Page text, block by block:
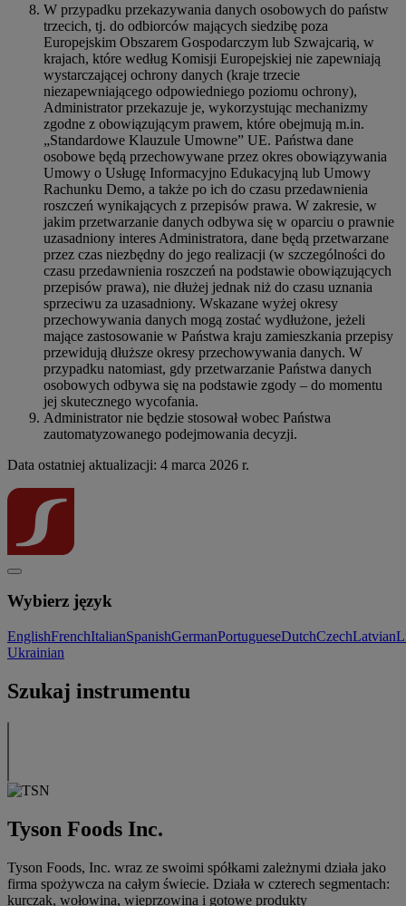
W przypadku przekazywania danych osobowych do państw
trzecich, tj. do odbiorców mających siedzibę poza
Europejskim Obszarem Gospodarczym lub Szwajcarią, w
krajach, które według Komisji Europejskiej nie zapewniają
wystarczającej ochrony danych (kraje trzecie
niezapewniającego odpowiedniego poziomu ochrony),
Administrator przekazuje je, wykorzystując mechanizmy
zgodne z obowiązującym prawem, które obejmują m.in.
„Standardowe Klauzule Umowne” UE. Państwa dane
osobowe będą przechowywane przez okres obowiązywania
Umowy o Usługę Informacyjno Edukacyjną lub Umowy
Rachunku Demo, a także po ich do czasu przedawnienia
roszczeń wynikających z przepisów prawa. W zakresie, w
jakim przetwarzanie danych odbywa się w oparciu o prawnie
uzasadniony interes Administratora, dane będą przetwarzane
przez czas niezbędny do jego realizacji (w szczególności do
czasu przedawnienia roszczeń na podstawie obowiązujących
przepisów prawa), nie dłużej jednak niż do czasu uznania
sprzeciwu za uzasadniony. Wskazane wyżej okresy
przechowywania danych mogą zostać wydłużone, jeżeli
mające zastosowanie w Państwa kraju zamieszkania przepisy
przewidują dłuższe okresy przechowywania danych. W
przypadku natomiast, gdy przetwarzanie Państwa danych
osobowych odbywa się na podstawie zgody – do momentu
jej skutecznego wycofania.
Administrator nie będzie stosował wobec Państwa
zautomatyzowanego podejmowania decyzji.
Data ostatniej aktualizacji: 4 marca 2026 r.
Wybierz język
EnglishFrenchItalianSpanishGermanPortugueseDutchCzechLatvian
Ukrainian
Szukaj instrumentu
Tyson Foods Inc.
Tyson Foods, Inc. wraz ze swoimi spółkami zależnymi działa jako
firma spożywcza na całym świecie. Działa w czterech segmentach:
kurczak, wołowina, wieprzowina i gotowe produkty